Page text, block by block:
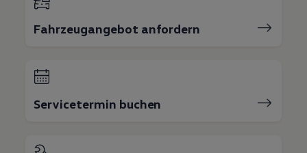
Fahrzeugangebot anfordern
Servicetermin buchen